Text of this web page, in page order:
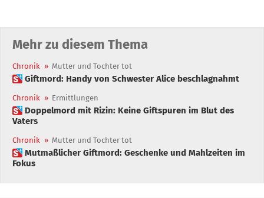
Mehr zu diesem Thema
Chronik » Mutter und Tochter tot
 Giftmord: Handy von Schwester Alice beschlagnahmt
Chronik » Ermittlungen
 Doppelmord mit Rizin: Keine Giftspuren im Blut des
Vaters
Chronik » Mutter und Tochter tot
 Mutmaßlicher Giftmord: Geschenke und Mahlzeiten im
Fokus